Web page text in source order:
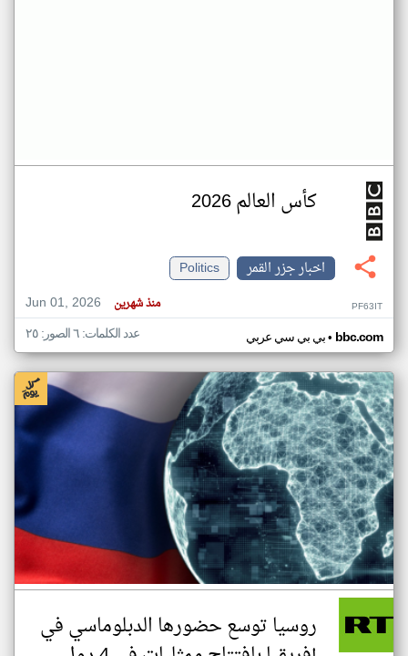
كأس العالم 2026
اخبار جزر القمر
Politics
Jun 01, 2026
منذ شهرين PF63IT
بي بي سي عربي• bbc.com عدد الكلمات: ٦ الصور: ٢٥
روسيا توسع حضورها الدبلوماسي في